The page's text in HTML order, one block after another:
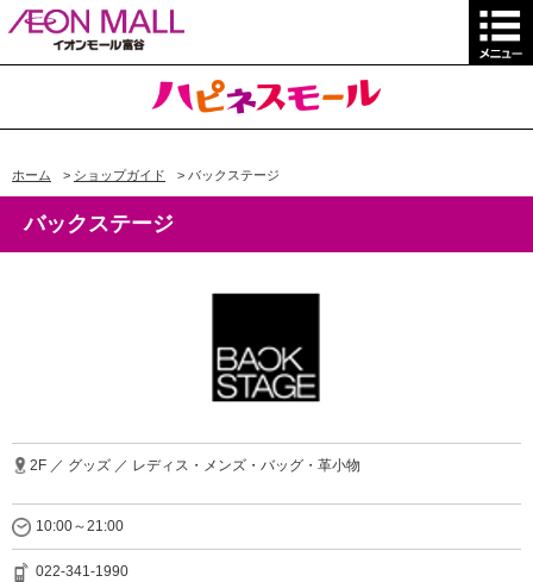
ホーム > ショップガイド > バックステージ
バックステージ
2F ／ グッズ ／ レディス・メンズ・バッグ・革小物
10:00～21:00
022-341-1990